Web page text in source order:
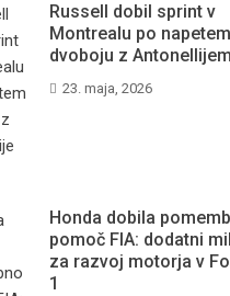
Russell dobil sprint v
Montrealu po napetem
dvoboju z Antonellijem
23. maja, 2026
Honda dobila
pomoč FIA: dodatni
za razvoj motorja v
1